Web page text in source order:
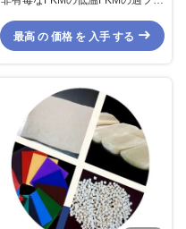
リング ガスケット
最高 の 価格 を 入手 する